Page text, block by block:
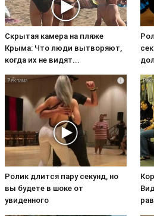
Скрытая камера на пляже
Крыма: Что люди вытворяют,
когда их не видят...
i
Ролик длится пару секунд, но
вы будете в шоке от
увиденного